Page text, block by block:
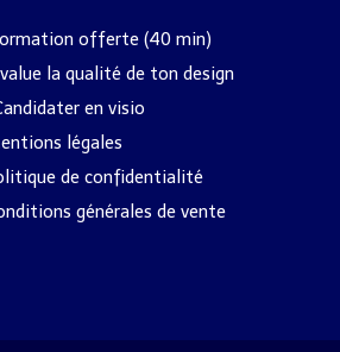
offerte (40 min)
la qualité de ton design
en visio
légales
de confidentialité
générales de vente